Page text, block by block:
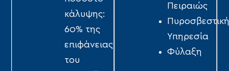
κάλυψης:
60% της
επιφάνειας
του
Πειραιώς
Πυροσβεστική
Υπηρεσία
Φύλαξη